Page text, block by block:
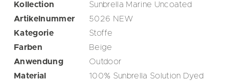
Kollection
Sunbrella Marine Uncoated
Artikelnummer
5026 NEW
Kategorie
Stoffe
Farben
Beige
Anwendung
Outdoor
Material
100% Sunbrella Solution Dyed